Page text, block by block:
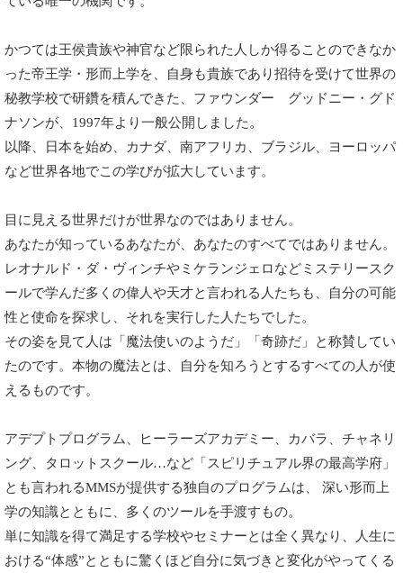
かつては王侯貴族や神官など限られた人しか得ることのできなか
った帝王学・形而上学を、自身も貴族であり招待を受けて世界の
秘教学校で研鑽を積んできた、ファウンダー グッドニー・グド
ナソンが、1997年より一般公開しました。
以降、日本を始め、カナダ、南アフリカ、ブラジル、ヨーロッパ
など世界各地でこの学びが拡大しています。
目に見える世界だけが世界なのではありません。
あなたが知っているあなたが、あなたのすべてではありません。
レオナルド・ダ・ヴィンチやミケランジェロなどミステリースク
ールで学んだ多くの偉人や天才と言われる人たちも、自分の可能
性と使命を探求し、それを実行した人たちでした。
その姿を見て人は「魔法使いのようだ」「奇跡だ」と称賛してい
たのです。本物の魔法とは、自分を知ろうとするすべての人が使
えるものです。
アデプトプログラム、ヒーラーズアカデミー、カバラ、チャネリ
ング、タロットスクール…など「スピリチュアル界の最高学府」
とも言われるMMSが提供する独自のプログラムは、 深い形而上
学の知識とともに、多くのツールを手渡すもの。
単に知識を得て満足する学校やセミナーとは全く異なり、人生に
おける“体感”とともに驚くほど自分に気づきと変化がやってくる